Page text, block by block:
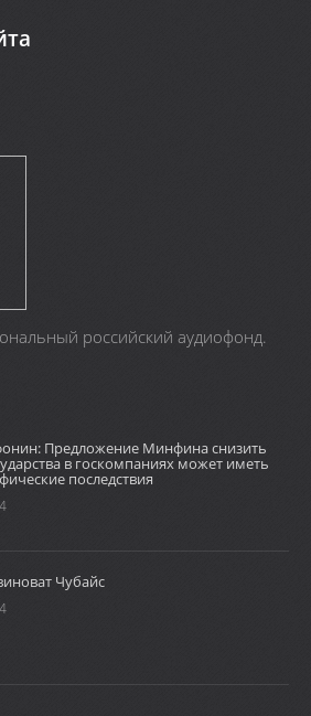
российский аудиофонд.
Предложение Минфина снизить
в госкомпаниях может иметь
последствия
Чубайс